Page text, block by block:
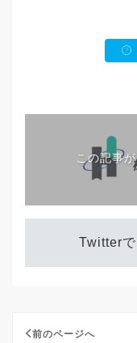
この記事
Twitterで
前のページへ